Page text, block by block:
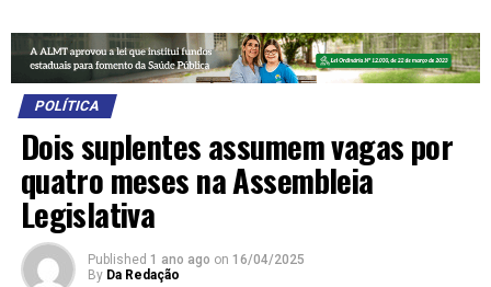
POLÍTICA
Dois suplentes assumem vagas por
quatro meses na Assembleia
Legislativa
Published 1 ano ago on 16/04/2025
By Da Redação